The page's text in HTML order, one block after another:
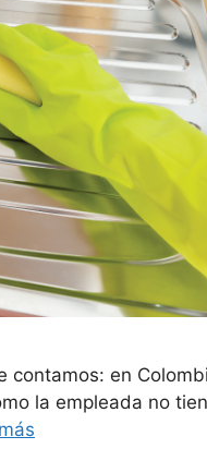
en
la empleada no